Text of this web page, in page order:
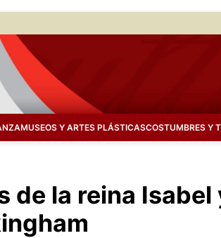
MUSEOS Y ARTES PLÁSTICASCOSTUMBRES Y
de la reina